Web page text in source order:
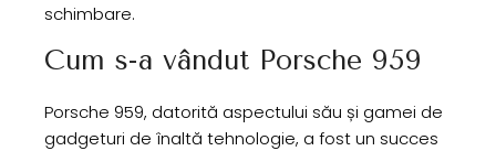
schimbare.
Cum s-a vândut Porsche 959
Porsche 959, datorită aspectului său și gamei de
gadgeturi de înaltă tehnologie, a fost un succes